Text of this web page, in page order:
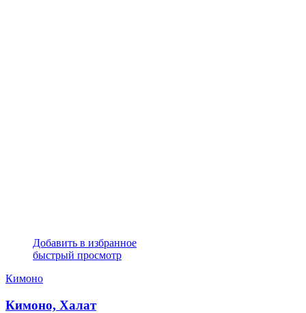
Добавить в избранное
быстрый просмотр
Кимоно
Кимоно, Халат